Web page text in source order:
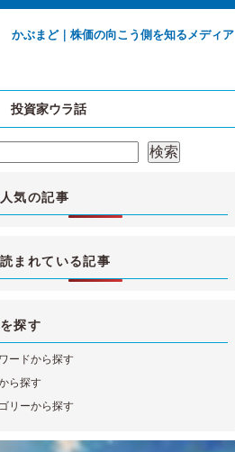
かぶまど｜株価の向こう側を知るメディア
投資家ウラ話
検索
気の記事
まれている記事
探す
ードから探す
ら探す
リーから探す